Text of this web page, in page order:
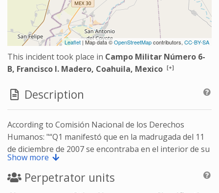
Leaflet | Map data ©OpenStreetMapcontributors, CC-BY-SA
This incident took place in Campo Militar Número 6-
B, Francisco I. Madero, Coahuila, Mexico [+]
Description
According to Comisión Nacional de los Derechos
Humanos: "“Q1 manifestó que en la madrugada del 11
de diciembre de 2007 se encontraba en el interior de su
domicilio, cuando se presentó T2 para informar que A1
había sido detenido por elementos del Ejército
Mexicano, por lo que de inmediato se trasladó a la
Show more
Perpetrator units